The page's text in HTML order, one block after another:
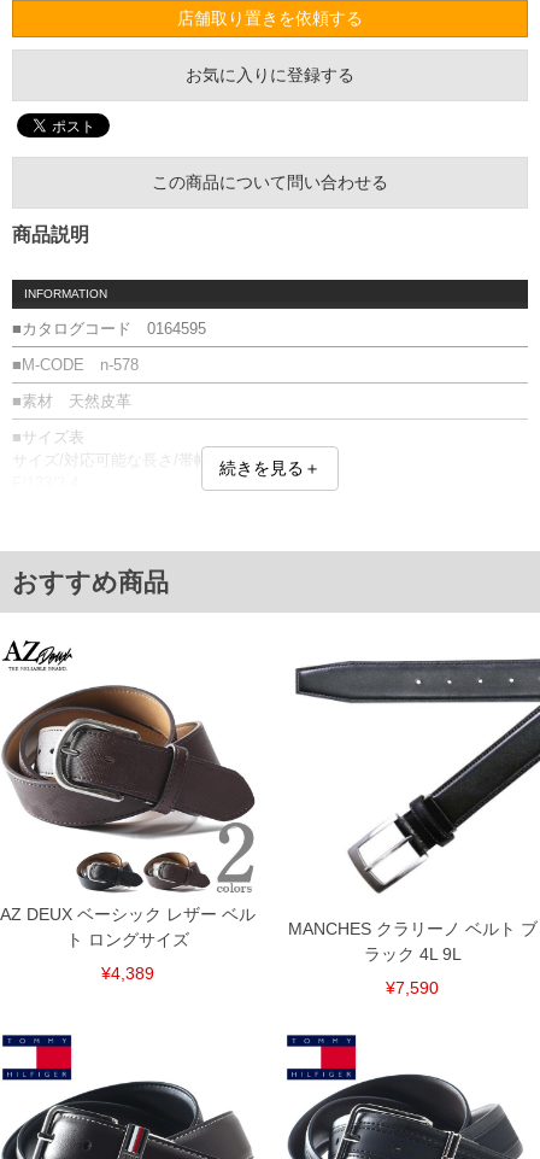
店舗取り置きを依頼する
お気に入りに登録する
この商品について問い合わせる
商品説明
INFORMATION
■カタログコード 0164595
■M-CODE n-578
■素材 天然皮革
■サイズ表
サイズ/対応可能な長さ/帯幅
下着(肌着)やワイシャツは商品の性質上、返品交換不可とさせて頂いております。予め
ご了承くださいませ。
裾上げ料金は500円+税となります。
備考欄に股下●cmとご記入下さい。（裾上げ無料対象商品は1本につき税込6,000円以
上の品が対象。1本5,999円以下の商品は有料（500円+税）となります。）
出荷まで約1週間～20日間程お時間を頂く場合がございます。
尚、裾上げした商品は返品・交換不可となりますので、予めご了承下さい。
一部、お直しに対応出来ない商品がございます。(例：裾にファスナーや調節ひもが付
いている、極端なデザインが施されている等)
※商品によって若干のサイズの誤差がございます。また、お客様がご使用の環境（コ
ンピュータ画面）によって、商品の色味が若干異なる場合がございます。予めご了承
※当店での掲載商品は、実店鋪と在庫を共用しておりますので店頭での売り違い、店
舗からのお取り寄せ等により、お客様にご迷惑をお掛けしてしまう場合がございま
す。そのようなことがない様最大限に努めておりますが、もしあった場合速やかにご
連絡させて頂きますので予めご了承ください。
ITEM INTRODUCTION
続きを見る＋
おすすめ商品
AZ DEUX ベーシック レザー ベル
ト ロングサイズ
¥4,389
MANCHES クラリーノ ベルト ブ
ラック 4L 9L
¥7,590